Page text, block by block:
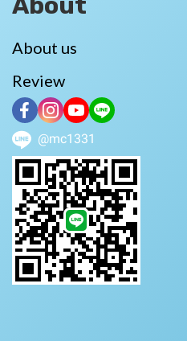
About us
Review
@mc1331